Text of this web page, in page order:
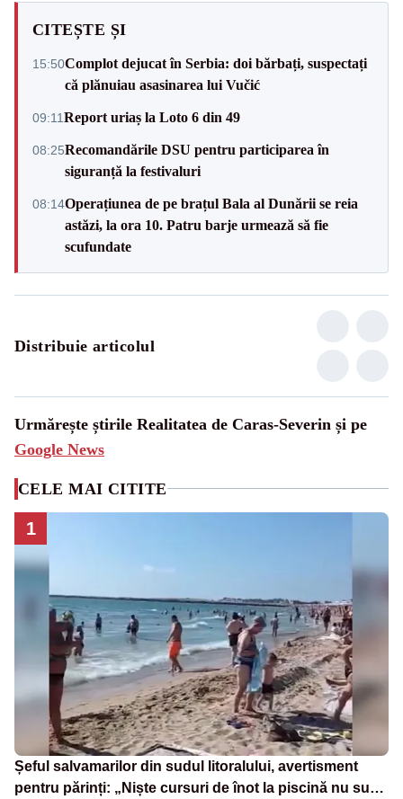
CITEȘTE ȘI
15:50Complot dejucat în Serbia: doi bărbați, suspectați
că plănuiau asasinarea lui Vučić
09:11Report uriaș la Loto 6 din 49
08:25Recomandările DSU pentru participarea în
siguranță la festivaluri
08:14Operațiunea de pe brațul Bala al Dunării se reia
astăzi, la ora 10. Patru barje urmează să fie
scufundate
Distribuie articolul
Urmărește știrile Realitatea de Caras-Severin și pe
Google News
CELE MAI CITITE
1
Șeful salvamarilor din sudul litoralului, avertisment
pentru părinți: „Niște cursuri de înot la piscină nu sunt